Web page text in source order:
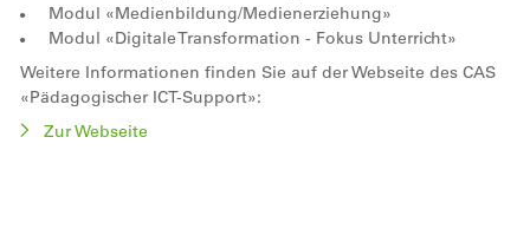
Modul «Medienbildung/Medienerziehung»
Modul «Digitale Transformation - Fokus Unterricht»
Weitere Informationen finden Sie auf der Webseite des CAS
«Pädagogischer ICT-Support»:
Zur Webseite